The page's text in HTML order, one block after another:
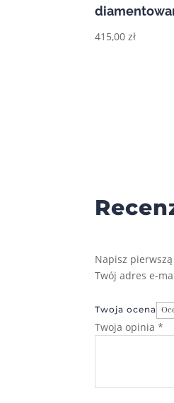
415,00zł
Napisz
Twój adres e-
Twoja ocena
Twoja opinia*